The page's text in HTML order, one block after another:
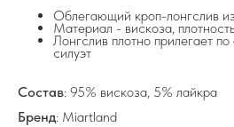
Oблегающий кроп-лонгслив
Материал - вискоза,
Лонгслив плотно прилегает
силуэт
Состав: 95% вискоза, 5% лайкра
Бренд: Miartland
Разделы сайта
Все товары
info@frwl.store
+7 919 690-30-30